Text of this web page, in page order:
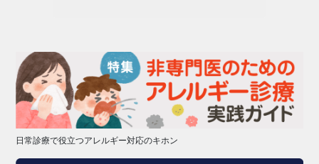
日常診療で役立つアレルギー対応のキホン